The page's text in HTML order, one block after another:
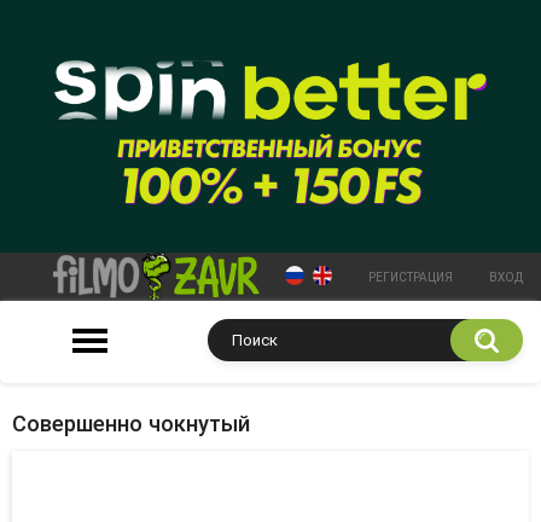
РЕГИСТРАЦИЯ ВХОД
Совершенно чокнутый